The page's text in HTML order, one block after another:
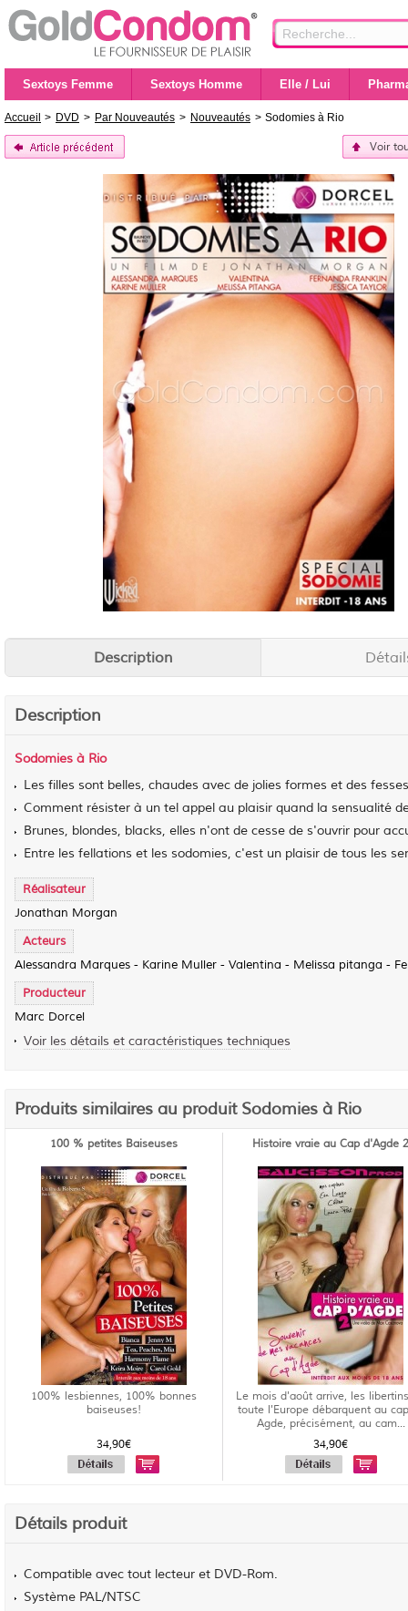
Sextoys Femme Sextoys Homme Elle / Lui
Accueil > DVD > Par Nouveautés > Nouveautés > Sodomies à Rio
Voir
Description
Description
Sodomies à Rio
Les filles sont belles, chaudes avec de jolies formes et des
Comment résister à un tel appel au plaisir quand la sensualité
Brunes, blondes, blacks, elles n'ont de cesse de s'ouvrir pour
Entre les fellations et les sodomies, c'est un plaisir de tous les
Réalisateur
Jonathan Morgan
Acteurs
Alessandra Marques - Karine Muller - Valentina - Melissa pitanga -
Producteur
Marc Dorcel
Voir les détails et caractéristiques techniques
Produits similaires au produit Sodomies à Rio
100 % petites Baiseuses
100% lesbiennes, 100% bonnes
baiseuses!
34,90€
Histoire vraie au Cap d'Agde
Le mois d'août arrive, les
toute l'Europe débarquent au
Agde, précisément, au cam...
34,90€
Détails produit
Compatible avec tout lecteur et DVD-Rom.
Système PAL/NTSC